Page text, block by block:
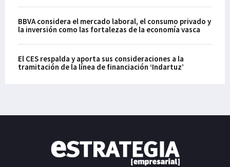
BBVA considera el mercado laboral, el consumo privado y
la inversión como las fortalezas de la economía vasca
El CES respalda y aporta sus consideraciones a la
tramitación de la línea de financiación ‘Indartuz’